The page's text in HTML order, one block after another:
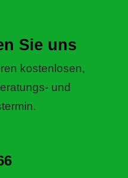
Sie uns
kostenlosen,
und